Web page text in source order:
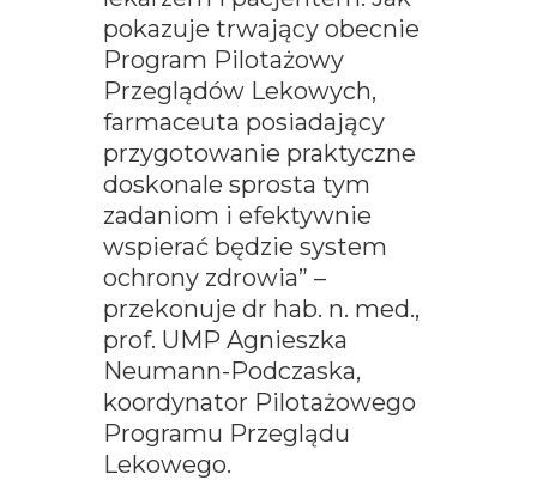
pokazuje trwający obecnie
Program Pilotażowy
Przeglądów Lekowych,
farmaceuta posiadający
przygotowanie praktyczne
doskonale sprosta tym
zadaniom i efektywnie
wspierać będzie system
ochrony zdrowia” –
przekonuje dr hab. n. med.,
prof. UMP Agnieszka
Neumann-Podczaska,
koordynator Pilotażowego
Programu Przeglądu
Lekowego.